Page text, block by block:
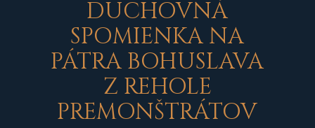
DUCHOVNÁ
SPOMIENKA NA
PÁTRA BOHUSLAVA
Z REHOLE
PREMONŠTRÁTOV